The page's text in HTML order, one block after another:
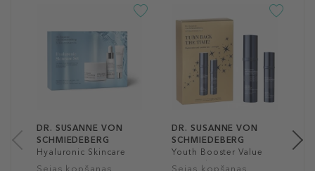
DR. SUSANNE VON
SCHMIEDEBERG
Hyaluronic Skincare
Set
Sejas kopšanas
DR. SUSANNE VON
SCHMIEDEBERG
Youth Booster Value
Set Night
Sejas kopšanas